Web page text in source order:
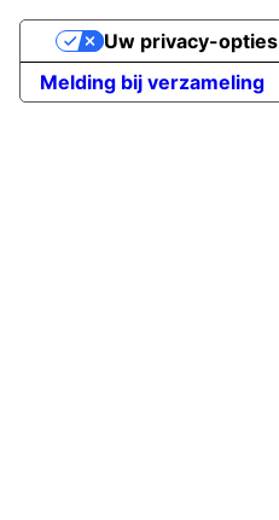
Melding bij verzameling
Uw privacy-opties